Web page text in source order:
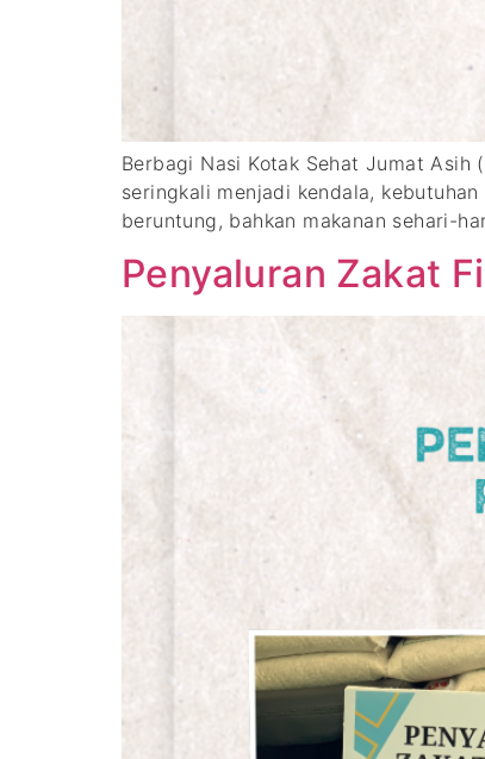
Berbagi Nasi Kotak Sehat Jumat
seringkali menjadi kendala,
beruntung, bahkan makanan sehari-
Penyaluran Zakat